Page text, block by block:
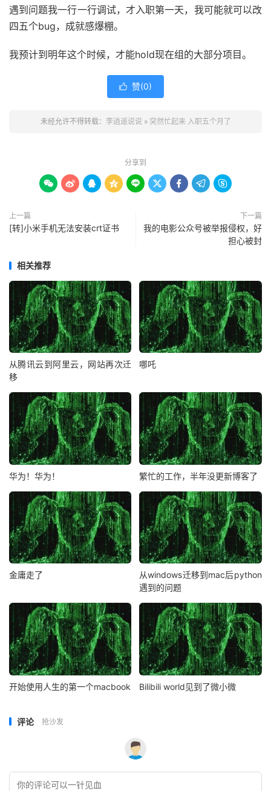
遇到问题我一行一行调试，才入职第一天，我可能就可以改
四五个bug，成就感爆棚。
我预计到明年这个时候，才能hold现在组的大部分项目。
 赞(0)
未经允许不得转载： 李逍遥说说» 突然忙起来 入职五个月了
分享到
        
上一篇
[转]小米手机无法安装crt证书
下一篇
我的电影公众号被举报侵权，好
担心被封
相关推荐
从腾讯云到阿里云，网站再次迁
移
哪吒
华为！华为！ 繁忙的工作，半年没更新博客了
金庸走了
从windows迁移到mac后python
遇到的问题
开始使用人生的第一个macbook Bilibili world见到了微小微
评论 抢沙发